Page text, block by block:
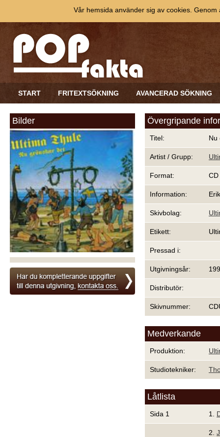
START FRITEXTSÖKNING AVANCERAD SÖKNING
Bilder Övergripande
Titel: Nu
Artist / Grupp:
Format: CD
Information:
Skivbolag:
Etikett:
Pressad i:
Utgivningsår:
Distributör:
Skivnummer:
Medverkande
Produktion:
Studiotekniker:
Låtlista
Sida 1 1.
2.
Vår hemsida använder sig av cookies.